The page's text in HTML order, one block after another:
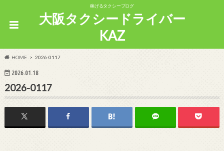
稼げるタクシーブログ
大阪タクシードライバー
KAZ
HOME 2026-0117
2026.01.18
2026-0117